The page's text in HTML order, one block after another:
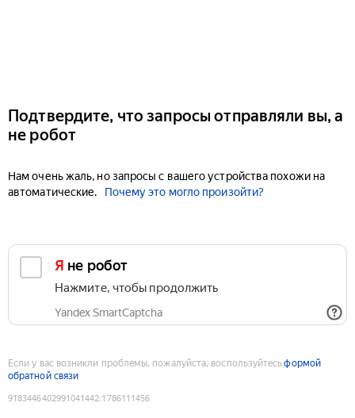
Подтвердите, что запросы отправляли вы, а
не робот
Нам очень жаль, но запросы с вашего устройства похожи на
автоматические.
Почему это могло произойти?
Я не робот
Нажмите, чтобы продолжить
Yandex SmartCaptcha
Если у вас возникли проблемы, пожалуйста, воспользуйтесьформой
обратной связи
9183446402991041442:1786111456